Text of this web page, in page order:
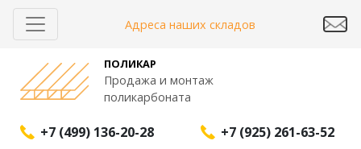
Адреса наших складов
ПОЛИКАР
Продажа и монтаж
поликарбоната
+7 (499) 136-20-28 +7 (925) 261-63-52